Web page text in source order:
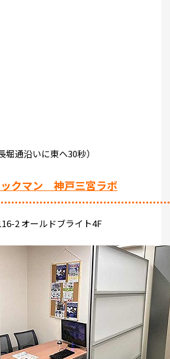
堀通沿いに東へ30秒）
クマン 神戸三宮ラボ
2 オールドブライト4F